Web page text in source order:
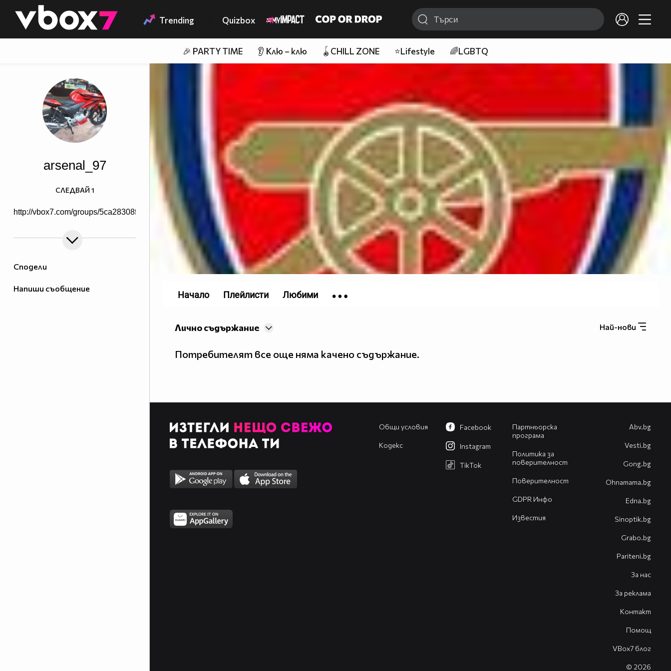
👾 Trending Quizbox
🎉 PARTY TIME 👂 Клю – клю 🪀CHILL ZONE ⭐Lifestyle 🌈LGBTQ
Сподели
Напиши съобщение
arsenal_97
http://vbox7.com/groups/5ca28308ff21
СЛЕДВАЙ 1
Най-нови
Лично съдържание
Потребителят все още няма качено съдържание.
Начало Плейлисти Любими
Общи условия
Кодекс
Партньорска
програма
Политика за
поверителност
Поверителност
GDPR Инфо
Известия
Facebook
Instagram
TikTok
Abv.bg
Vesti.bg
Gong.bg
Оhnamama.bg
Edna.bg
Sinoptik.bg
Grabo.bg
Pariteni.bg
За нас
За реклама
Контакт
Помощ
VBox7 блог
© 2026